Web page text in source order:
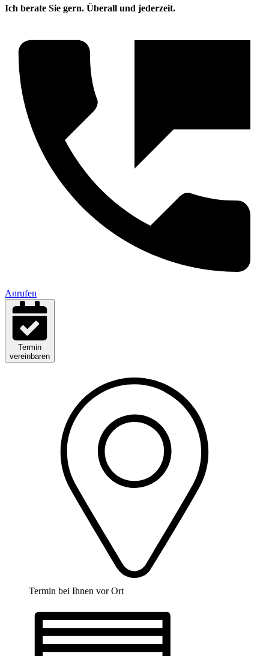
Ich berate Sie gern. Überall und jederzeit.
Anrufen
Termin
vereinbaren
Termin bei Ihnen vor Ort